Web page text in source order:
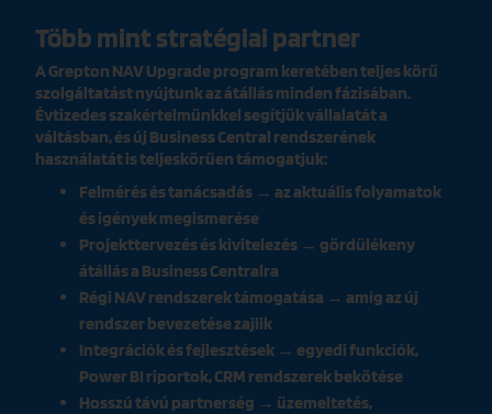
Több mint stratégiai partner
A Grepton NAV Upgrade program keretében teljes körű
szolgáltatást nyújtunk az átállás minden fázisában.
Évtizedes szakértelmünkkel segítjük vállalatát a
váltásban, és új Business Central rendszerének
használatát is teljeskörűen támogatjuk:
Felmérés és tanácsadás → az aktuális folyamatok
és igények megismerése
Projekttervezés és kivitelezés → gördülékeny
átállás a Business Centralra
Régi NAV rendszerek támogatása → amíg az új
rendszer bevezetése zajlik
Integrációk és fejlesztések → egyedi funkciók,
Power BI riportok, CRM rendszerek bekötése
Hosszú távú partnerség → üzemeltetés,